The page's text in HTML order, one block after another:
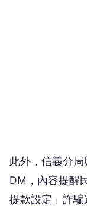
此外，信義分
DM，內容提醒
提款設定」詐